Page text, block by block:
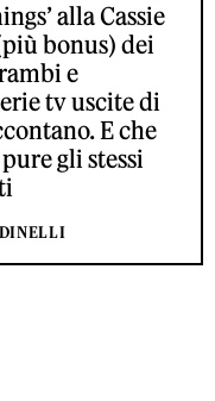
alla Cassie
bonus) dei
e
tv uscite di
E che
gli stessi